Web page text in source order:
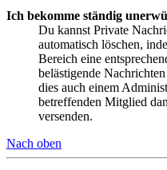
Ich bekomme ständig
Du kannst Private
automatisch löschen,
Bereich eine
belästigende
dies auch einem
betreffenden Mitglied
versenden.
Nach oben